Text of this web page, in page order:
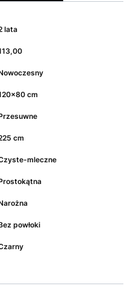
lata
cm
cm
mleczne
powłoki